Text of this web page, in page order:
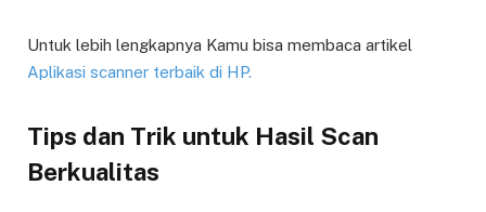
Untuk lebih lengkapnya Kamu bisa membaca artikel
Aplikasi scanner terbaik di HP.
Tips dan Trik untuk Hasil Scan
Berkualitas